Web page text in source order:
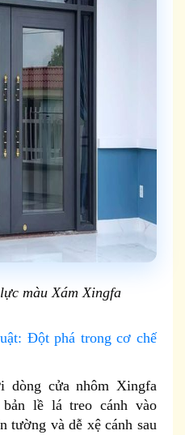
màu Xám Xingfa
Đột phá trong cơ chế
dòng cửa nhôm Xingfa
lề lá treo cánh vào
tường và dễ xệ cánh sau